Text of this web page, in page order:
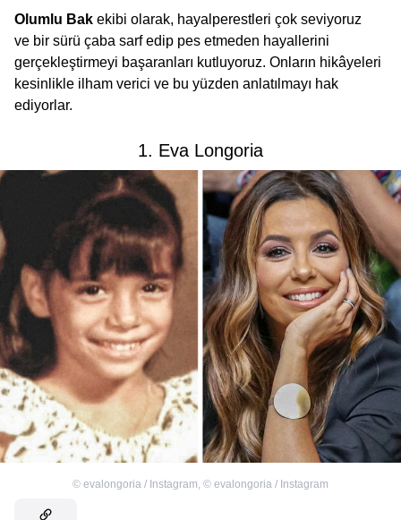
Olumlu Bak ekibi olarak, hayalperestleri çok seviyoruz
ve bir sürü çaba sarf edip pes etmeden hayallerini
gerçekleştirmeyi başaranları kutluyoruz. Onların hikâyeleri
kesinlikle ilham verici ve bu yüzden anlatılmayı hak
ediyorlar.
1. Eva Longoria
© evalongoria / Instagram, © evalongoria / Instagram